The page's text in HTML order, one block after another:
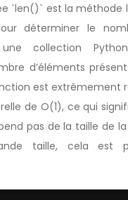
`len()` est la méthode
déterminer le
collection
d’éléments
est extrêmement
de O(1), ce qui
pas de la taille de
taille, cela est